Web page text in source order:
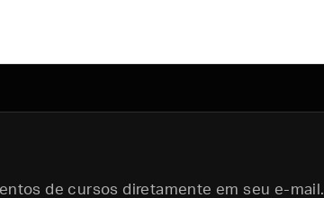
de cursos diretamente em seu e-mail.